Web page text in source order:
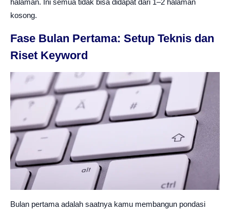
halaman. Ini semua tidak bisa didapat dari 1–2 halaman
kosong.
Fase Bulan Pertama: Setup Teknis dan
Riset Keyword
Bulan pertama adalah saatnya kamu membangun pondasi